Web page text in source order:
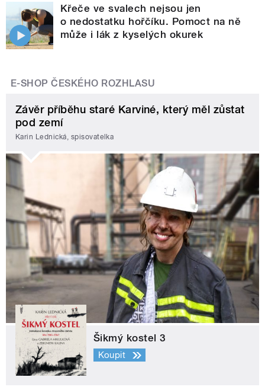
Křeče ve svalech nejsou jen
o nedostatku hořčíku. Pomoct na ně
může i lák z kyselých okurek
E-SHOP ČESKÉHO ROZHLASU
Závěr příběhu staré Karviné, který měl zůstat
pod zemí
Karin Lednická, spisovatelka
Šikmý kostel 3
Koupit